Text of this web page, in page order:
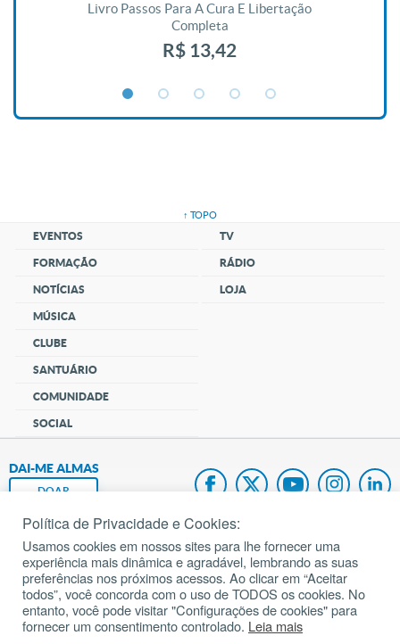
Livro Passos Para A Cura E Libertação
Completa
R$ 13,42
↑ TOPO
EVENTOS
FORMAÇÃO
NOTÍCIAS
MÚSICA
CLUBE
SANTUÁRIO
COMUNIDADE
SOCIAL
TV
RÁDIO
LOJA
DAI-ME ALMAS
DOAR
Fundação João Paulo II
Pedido de Oração
Mapa do site
Política de Privacidade e Cookies:
Usamos cookies em nossos sites para lhe fornecer uma
experiência mais dinâmica e agradável, lembrando as suas
preferências nos próximos acessos. Ao clicar em “Aceitar
todos”, você concorda com o uso de TODOS os cookies. No
entanto, você pode visitar "Configurações de cookies" para
fornecer um consentimento controlado. Leia mais